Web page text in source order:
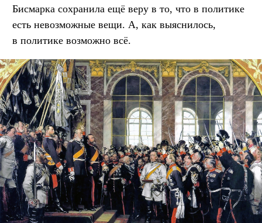
Бисмарка сохранила ещё веру в то, что в политике
есть невозможные вещи. А, как выяснилось,
в политике возможно всё.